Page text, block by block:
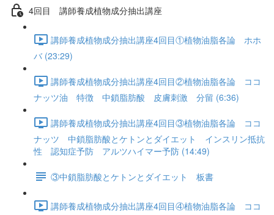
4回目 講師養成植物成分抽出講座
講師養成植物成分抽出講座4回目①植物油脂各論 ホホ
バ (23:29)
講師養成植物成分抽出講座4回目②植物油脂各論 ココ
ナッツ油 特徴 中鎖脂肪酸 皮膚刺激 分留 (6:36)
講師養成植物成分抽出講座4回目③植物油脂各論 ココ
ナッツ 中鎖脂肪酸とケトンとダイエット インスリン抵抗
性 認知症予防 アルツハイマー予防 (14:49)
③中鎖脂肪酸とケトンとダイエット 板書
講師養成植物成分抽出講座4回目④植物油脂各論 ココ